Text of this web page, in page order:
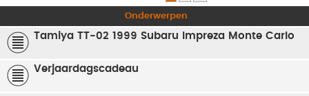
Onderwerpen
Tamiya TT-02 1999 Subaru Impreza Monte Carlo
Verjaardagscadeau